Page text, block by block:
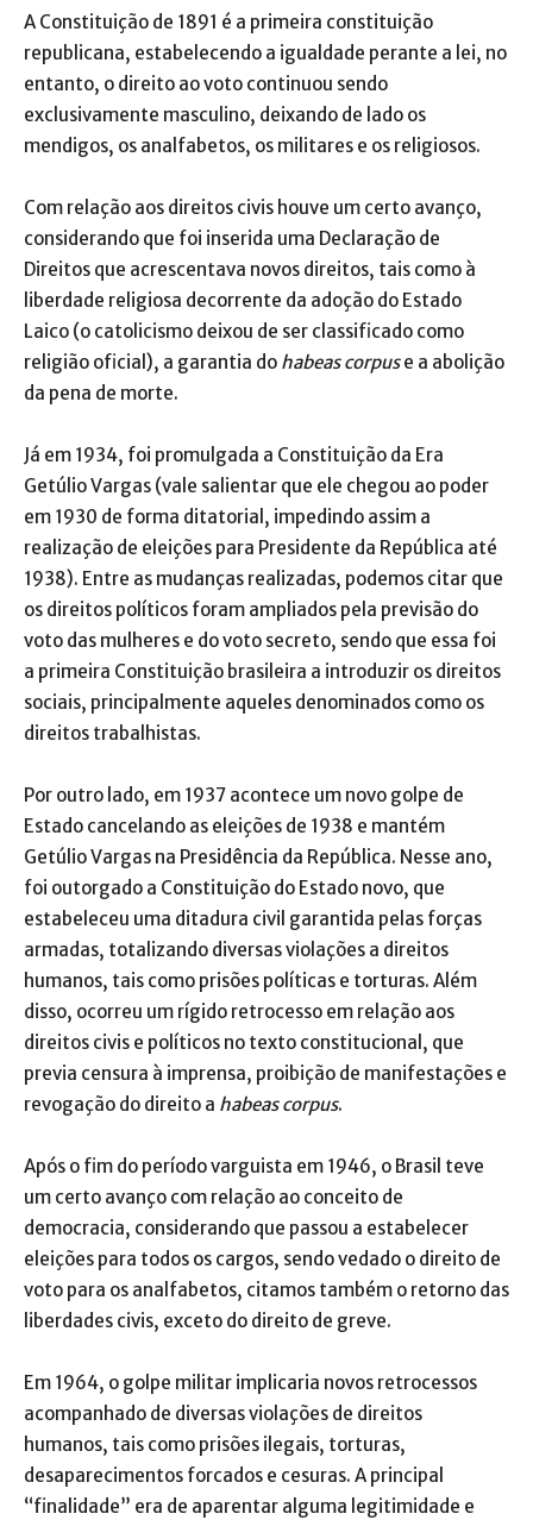
A Constituição de 1891 é a primeira constituição
republicana, estabelecendo a igualdade perante a lei, no
entanto, o direito ao voto continuou sendo
exclusivamente masculino, deixando de lado os
mendigos, os analfabetos, os militares e os religiosos.
Com relação aos direitos civis houve um certo avanço,
considerando que foi inserida uma Declaração de
Direitos que acrescentava novos direitos, tais como à
liberdade religiosa decorrente da adoção do Estado
Laico (o catolicismo deixou de ser classificado como
religião oficial), a garantia do habeas corpuse a abolição
da pena de morte.
Já em 1934, foi promulgada a Constituição da Era
Getúlio Vargas (vale salientar que ele chegou ao poder
em 1930 de forma ditatorial, impedindo assim a
realização de eleições para Presidente da República até
1938). Entre as mudanças realizadas, podemos citar que
os direitos políticos foram ampliados pela previsão do
voto das mulheres e do voto secreto, sendo que essa foi
a primeira Constituição brasileira a introduzir os direitos
sociais, principalmente aqueles denominados como os
direitos trabalhistas.
Por outro lado, em 1937 acontece um novo golpe de
Estado cancelando as eleições de 1938 e mantém
Getúlio Vargas na Presidência da República. Nesse ano,
foi outorgado a Constituição do Estado novo, que
estabeleceu uma ditadura civil garantida pelas forças
armadas, totalizando diversas violações a direitos
humanos, tais como prisões políticas e torturas. Além
disso, ocorreu um rígido retrocesso em relação aos
direitos civis e políticos no texto constitucional, que
previa censura à imprensa, proibição de manifestações e
revogação do direito a habeas corpus.
Após o fim do período varguista em 1946, o Brasil teve
um certo avanço com relação ao conceito de
democracia, considerando que passou a estabelecer
eleições para todos os cargos, sendo vedado o direito de
voto para os analfabetos, citamos também o retorno das
liberdades civis, exceto do direito de greve.
Em 1964, o golpe militar implicaria novos retrocessos
acompanhado de diversas violações de direitos
humanos, tais como prisões ilegais, torturas,
desaparecimentos forcados e cesuras. A principal
“finalidade” era de aparentar alguma legitimidade e